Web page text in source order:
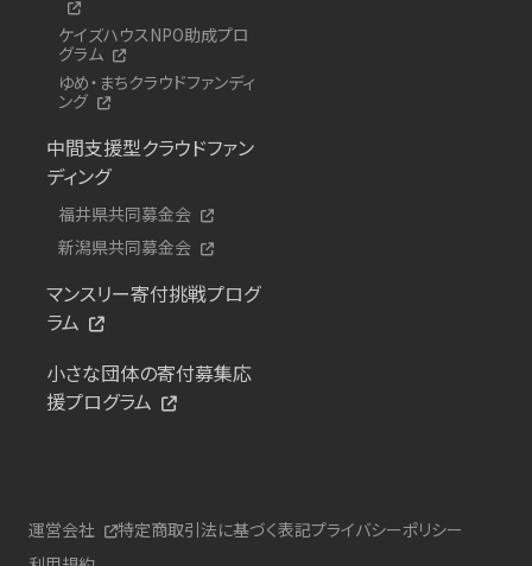
ケイズハウスNPO助成プロ
グラム
ゆめ・まちクラウドファンディ
ング
中間支援型クラウドファン
ディング
福井県共同募金会
新潟県共同募金会
マンスリー寄付挑戦プログ
ラム
小さな団体の寄付募集応
援プログラム
運営会社 特定商取引法に基づく表記プライバシーポリシー